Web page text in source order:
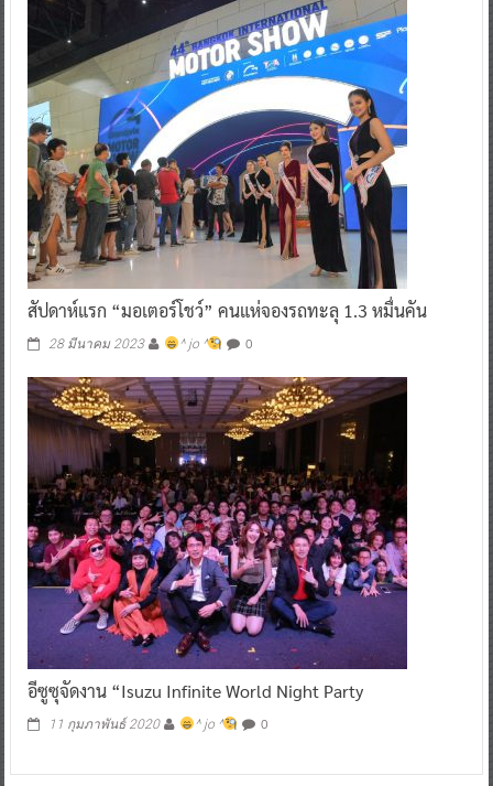
สัปดาห์แรก “มอเตอร์โชว์” คนแห่จองรถทะลุ 1.3 หมื่นคัน
28 มีนาคม 2023 ^ jo ^ 0
อีซูซุจัดงาน “Isuzu Infinite World Night Party
11 กุมภาพันธ์ 2020 ^ jo ^ 0